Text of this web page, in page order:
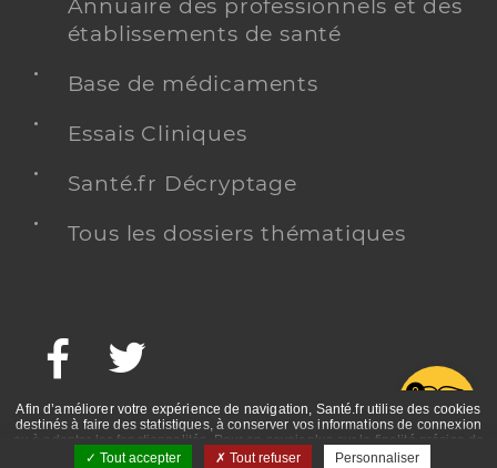
Annuaire des professionnels et des
établissements de santé
Base de médicaments
Essais Cliniques
Santé.fr Décryptage
Tous les dossiers thématiques
Facebook
Afin d’améliorer votre expérience de navigation, Santé.fr utilise des cookies
destinés à faire des statistiques, à conserver vos informations de connexion
ou à adapter les fonctionnalités. Pour en savoir plus sur la finalité précise de
ces cookies, nous vous invitons à prendre connaissance de la politique de
Tout accepter Tout refuser Personnaliser